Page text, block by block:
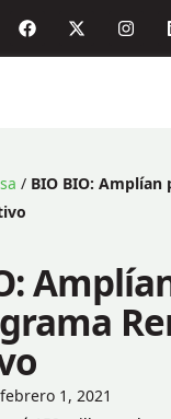
/ BIO BIO:
febrero 1, 2021